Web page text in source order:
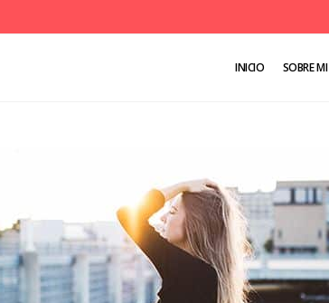
INICIO SOBRE MI